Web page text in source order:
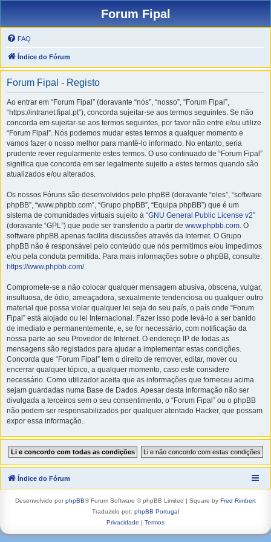
Forum Fipal
FAQ
Índice do Fórum
Forum Fipal - Registo
Ao entrar em “Forum Fipal” (doravante “nós”, “nosso”, “Forum Fipal”,
“https://intranet.fipal.pt”), concorda sujeitar-se aos termos seguintes. Se não
concorda em sujeitar-se aos termos seguintes, por favor não entre e/ou utilize
“Forum Fipal”. Nós podemos mudar estes termos a qualquer momento e
vamos fazer o nosso melhor para mantê-lo informado. No entanto, seria
prudente rever regularmente estes termos. O uso continuado de “Forum Fipal”
significa que concorda em ser legalmente sujeito a estes termos quando são
atualizados e/ou alterados.
Os nossos Fóruns são desenvolvidos pelo phpBB (doravante “eles”, “software
phpBB”, “www.phpbb.com”, “Grupo phpBB”, “Equipa phpBB”) que é um
sistema de comunidades virtuais sujeito à “GNU General Public License v2”
(doravante “GPL”) que pode ser transferido a partir de www.phpbb.com. O
software phpBB apenas facilita discussões através da Internet. O Grupo
phpBB não é responsável pelo conteúdo que nós permitimos e/ou impedimos
e/ou pela conduta permitida. Para mais informações sobre o phpBB, consulte:
https://www.phpbb.com/.
Compromete-se a não colocar qualquer mensagem abusiva, obscena, vulgar,
insultuosa, de ódio, ameaçadora, sexualmente tendenciosa ou qualquer outro
material que possa violar qualquer lei seja do seu país, o país onde “Forum
Fipal” está alojado ou lei Internacional. Fazer isso pode levá-lo a ser banido
de imediato e permanentemente, e, se for necessário, com notificação da
nossa parte ao seu Provedor de Internet. O endereço IP de todas as
mensagens são registados para ajudar a implementar estas condições.
Concorda que “Forum Fipal” tem o direito de remover, editar, mover ou
encerrar qualquer tópico, a qualquer momento, caso este considere
necessário. Como utilizador aceita que as informações que forneceu acima
sejam guardadas numa Base de Dados. Apesar desta informação não ser
divulgada a terceiros sem o seu consentimento, o “Forum Fipal” ou o phpBB
não podem ser responsabilizados por qualquer atentado Hacker, que possam
expor essa informação.
Índice do Fórum
Desenvolvido porphpBB® Forum Software © phpBB Limited | Square by Fred Rimbert
Traduzido por: phpBB Portugal
Privacidade | Termos